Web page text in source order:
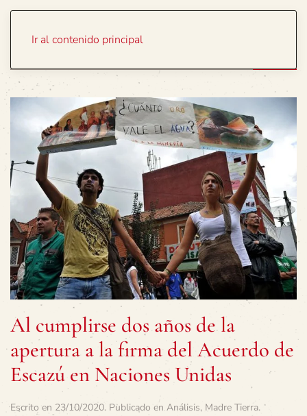
Ir al contenido principal
Al cumplirse dos años de la
apertura a la firma del Acuerdo de
Escazú en Naciones Unidas
Escrito en 23/10/2020. Publicado en Análisis, Madre Tierra.